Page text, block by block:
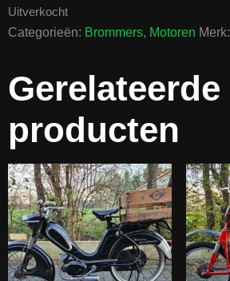
Uitverkocht
Categorieën: Brommers, Motoren Merk:
Gerelateerde
producten